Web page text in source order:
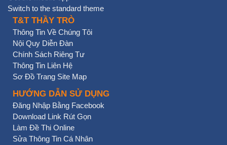
Switch to the standard theme
T&T THẦY TRÒ
Thông Tin Về Chúng Tôi
Nội Quy Diễn Đàn
Chính Sách Riêng Tư
Thông Tin Liên Hệ
Sơ Đồ Trang Site Map
HƯỚNG DẪN SỬ DỤNG
Đăng Nhập Bằng Facebook
Download Link Rút Gọn
Làm Đề Thi Online
Sửa Thông Tin Cá Nhân